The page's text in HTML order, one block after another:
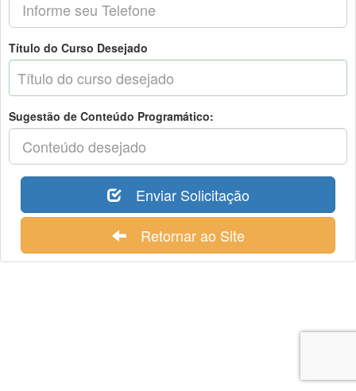
Título do Curso Desejado
Sugestão de Conteúdo Programático:
Enviar Solicitação
Retornar ao Site